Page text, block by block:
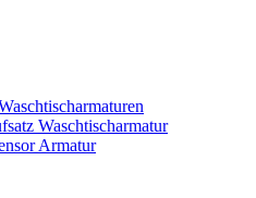
Waschtischarmatur
Armatur